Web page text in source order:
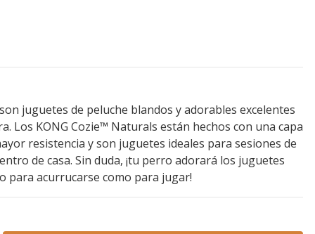
juguetes de peluche blandos y adorables excelentes
Los KONG Cozie™ Naturals están hechos con una capa
resistencia y son juguetes ideales para sesiones de
de casa. Sin duda, ¡tu perro adorará los juguetes
para acurrucarse como para jugar!